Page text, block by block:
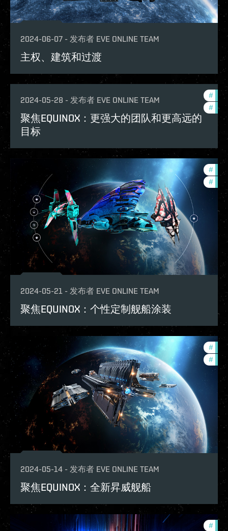
2024-06-07 - 发布者 EVE ONLINE TEAM
主权、建筑和过渡
#
#
2024-05-28 - 发布者 EVE ONLINE TEAM
聚焦EQUINOX：更强大的团队和更高远的
目标
#
#
2024-05-21 - 发布者 EVE ONLINE TEAM
聚焦EQUINOX：个性定制舰船涂装
#
#
2024-05-14 - 发布者 EVE ONLINE TEAM
聚焦EQUINOX：全新昇威舰船
#